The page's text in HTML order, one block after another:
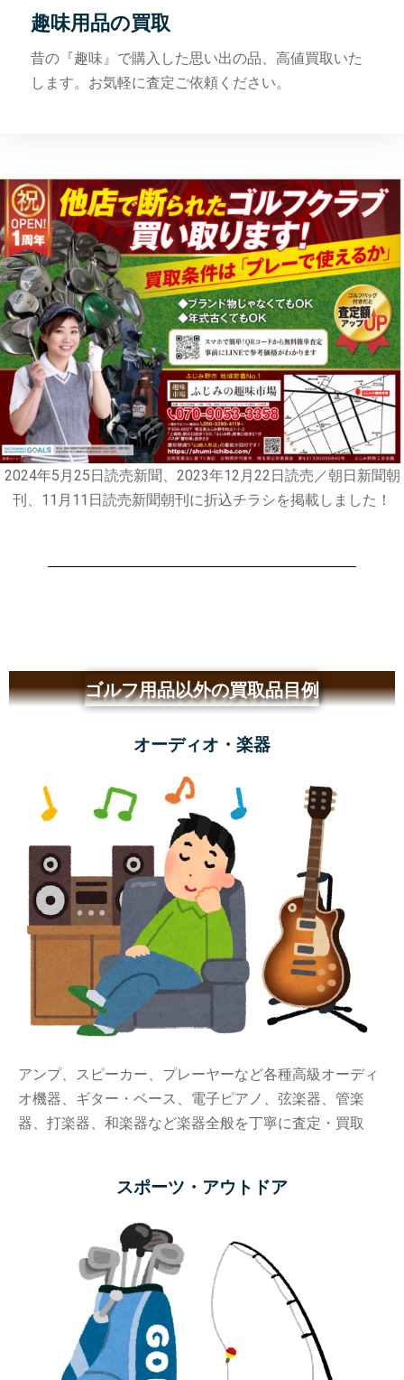
趣味用品の買取
昔の『趣味』で購入した思い出の品、高値買取いた
します。お気軽に査定ご依頼ください。
2024年5月25日読売新聞、2023年12月22日読売／朝日新聞朝
刊、11月11日読売新聞朝刊に折込チラシを掲載しました！
ゴルフ用品以外の買取品目例
オーディオ・楽器
アンプ、スピーカー、プレーヤーなど各種高級オーディ
オ機器、ギター・ベース、電子ピアノ、弦楽器、管楽
器、打楽器、和楽器など楽器全般を丁寧に査定・買取
スポーツ・アウトドア